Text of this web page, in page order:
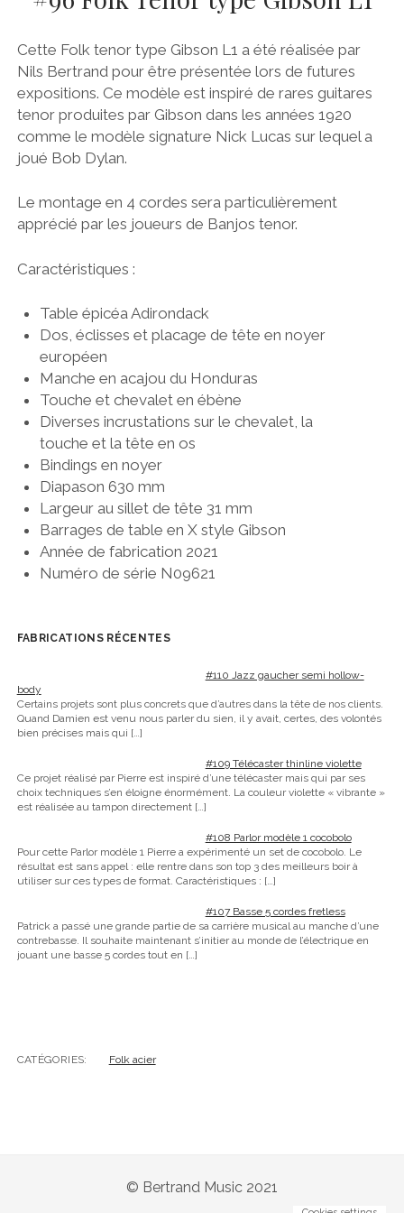
Cette Folk tenor type Gibson L1 a été réalisée par
Nils Bertrand pour être présentée lors de futures
expositions. Ce modèle est inspiré de rares guitares
tenor produites par Gibson dans les années 1920
comme le modèle signature Nick Lucas sur lequel a
joué Bob Dylan.
Le montage en 4 cordes sera particulièrement
apprécié par les joueurs de Banjos tenor.
Caractéristiques :
Table épicéa Adirondack
Dos, éclisses et placage de tête en noyer
européen
Manche en acajou du Honduras
Touche et chevalet en ébène
Diverses incrustations sur le chevalet, la
touche et la tête en os
Bindings en noyer
Diapason 630 mm
Largeur au sillet de tête 31 mm
Barrages de table en X style Gibson
Année de fabrication 2021
Numéro de série N09621
FABRICATIONS RÉCENTES
#110 Jazz gaucher semi hollow-
body
Certains projets sont plus concrets que d’autres dans la tête de nos clients.
Quand Damien est venu nous parler du sien, il y avait, certes, des volontés
bien précises mais qui […]
#109 Télécaster thinline violette
Ce projet réalisé par Pierre est inspiré d’une télécaster mais qui par ses
choix techniques s’en éloigne énormément. La couleur violette « vibrante »
est réalisée au tampon directement […]
#108 Parlor modèle 1 cocobolo
Pour cette Parlor modèle 1 Pierre a expérimenté un set de cocobolo. Le
résultat est sans appel : elle rentre dans son top 3 des meilleurs boir à
utiliser sur ces types de format. Caractéristiques : […]
#107 Basse 5 cordes fretless
Patrick a passé une grande partie de sa carrière musical au manche d’une
contrebasse. Il souhaite maintenant s’initier au monde de l’électrique en
jouant une basse 5 cordes tout en […]
CATÉGORIES: Folk acier
© Bertrand Music 2021